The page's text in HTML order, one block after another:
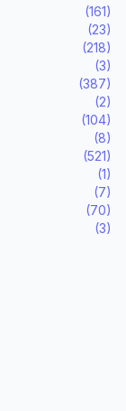
(161)
(23)
(218)
(3)
(387)
(2)
(104)
(8)
(521)
(1)
(7)
(70)
(3)